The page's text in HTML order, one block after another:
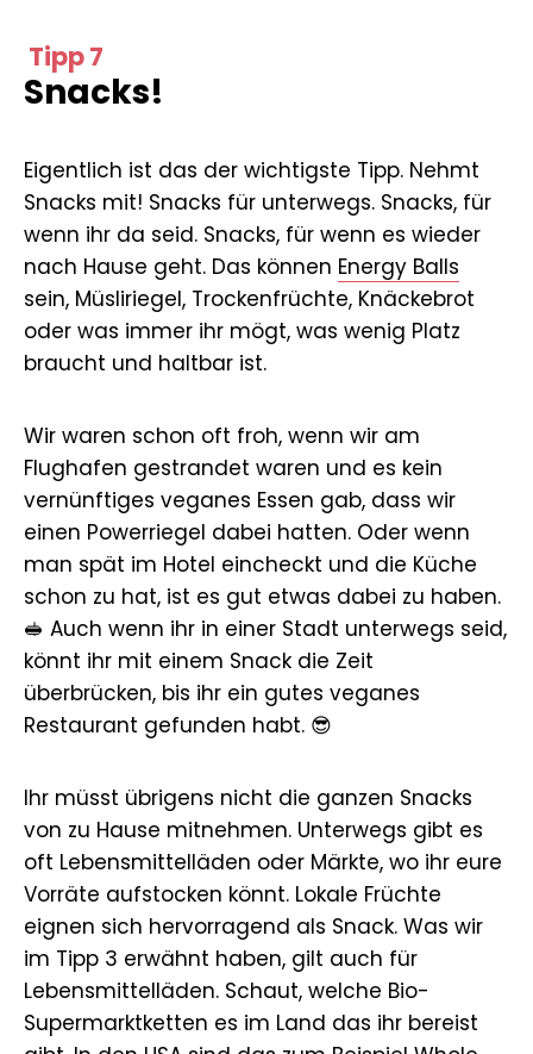
Tipp 7
Snacks!
Eigentlich ist das der wichtigste Tipp. Nehmt
Snacks mit! Snacks für unterwegs. Snacks, für
wenn ihr da seid. Snacks, für wenn es wieder
nach Hause geht. Das können Energy Balls
sein, Müsliriegel, Trockenfrüchte, Knäckebrot
oder was immer ihr mögt, was wenig Platz
braucht und haltbar ist.
Wir waren schon oft froh, wenn wir am
Flughafen gestrandet waren und es kein
vernünftiges veganes Essen gab, dass wir
einen Powerriegel dabei hatten. Oder wenn
man spät im Hotel eincheckt und die Küche
schon zu hat, ist es gut etwas dabei zu haben.
🥪 Auch wenn ihr in einer Stadt unterwegs seid,
könnt ihr mit einem Snack die Zeit
überbrücken, bis ihr ein gutes veganes
Restaurant gefunden habt. 😎
Ihr müsst übrigens nicht die ganzen Snacks
von zu Hause mitnehmen. Unterwegs gibt es
oft Lebensmittelläden oder Märkte, wo ihr eure
Vorräte aufstocken könnt. Lokale Früchte
eignen sich hervorragend als Snack. Was wir
im Tipp 3 erwähnt haben, gilt auch für
Lebensmittelläden. Schaut, welche Bio-
Supermarktketten es im Land das ihr bereist